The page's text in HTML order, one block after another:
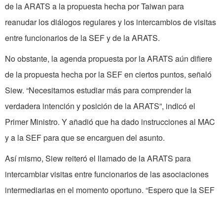
de la ARATS a la propuesta hecha por Taiwan para
reanudar los diálogos regulares y los intercambios de visitas
entre funcionarios de la SEF y de la ARATS.
No obstante, la agenda propuesta por la ARATS aún difiere
de la propuesta hecha por la SEF en ciertos puntos, señaló
Siew. “Necesitamos estudiar más para comprender la
verdadera intención y posición de la ARATS”, indicó el
Primer Ministro. Y añadió que ha dado instrucciones al MAC
y a la SEF para que se encarguen del asunto.
Así mismo, Siew reiteró el llamado de la ARATS para
intercambiar visitas entre funcionarios de las asociaciones
intermediarias en el momento oportuno. “Espero que la SEF